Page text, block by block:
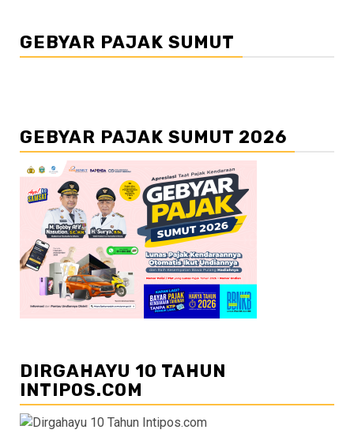
GEBYAR PAJAK SUMUT
GEBYAR PAJAK SUMUT 2026
DIRGAHAYU 10 TAHUN
INTIPOS.COM